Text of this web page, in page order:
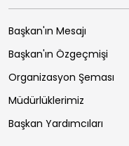
Başkan'ın Mesajı
Başkan'ın Özgeçmişi
Organizasyon Şeması
Müdürlüklerimiz
Başkan Yardımcıları